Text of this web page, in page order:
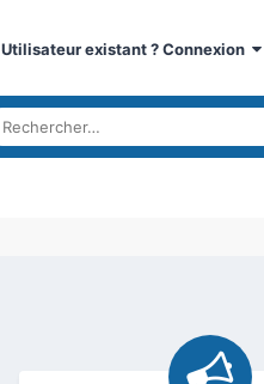
Utilisateur existant ? Connexion